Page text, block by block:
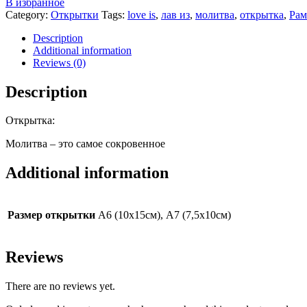
это
самое
сокровенное"
quantity
Category: Открытки Tags: love is, лав из, молитва, открытка,
Description
Additional information
Reviews (0)
Description
Открытка:
Молитва – это самое сокровенное
Additional information
Размер открытки А6 (10х15см), А7 (7,5х10см)
Reviews
There are no reviews yet.